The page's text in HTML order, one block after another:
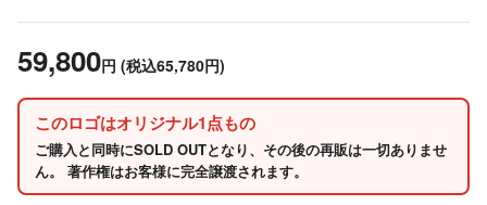
59,800円 (税込65,780円)
このロゴはオリジナル1点もの
ご購入と同時にSOLD OUTとなり、その後の再販は一切ありませ
ん。 著作権はお客様に完全譲渡されます。